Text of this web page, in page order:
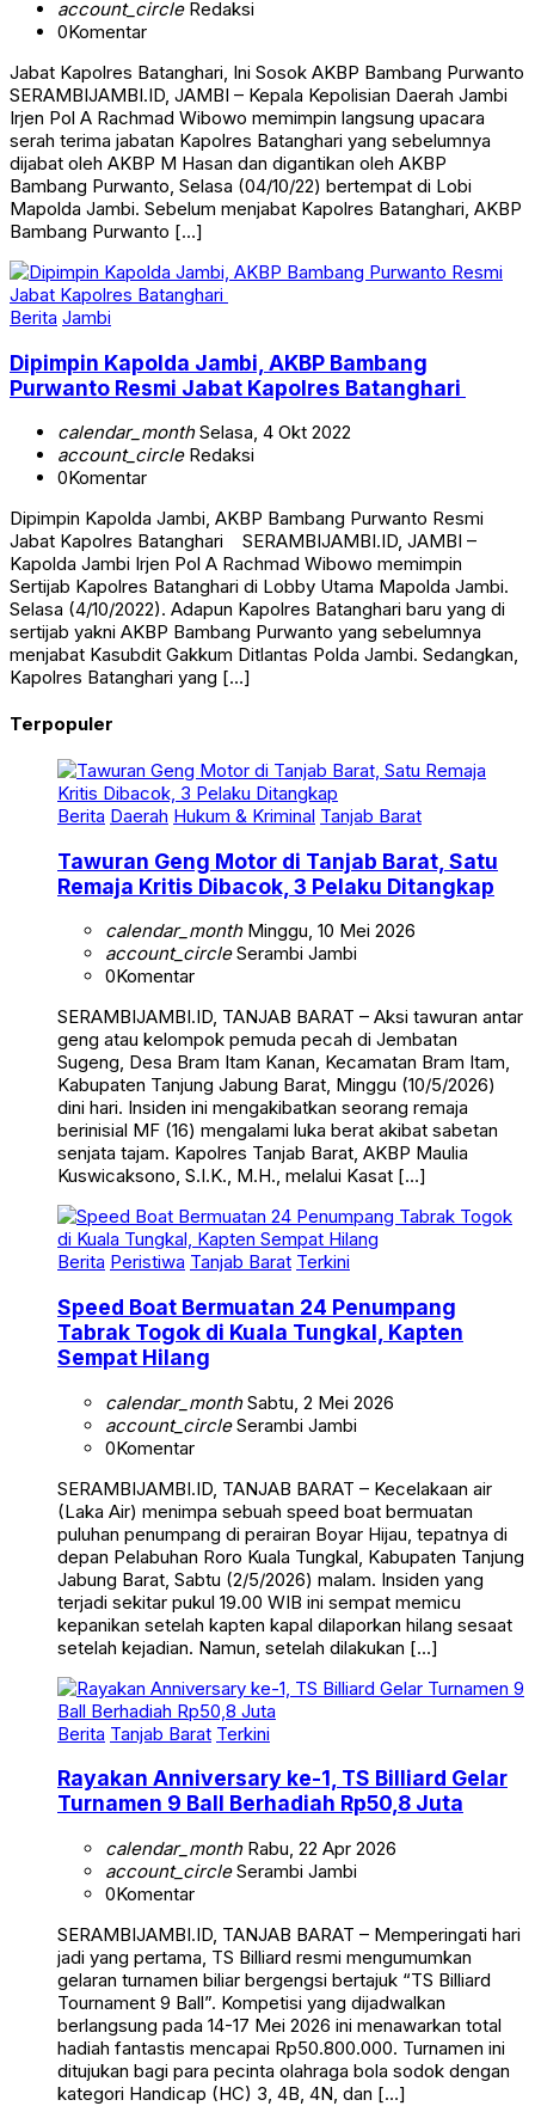
account_circleRedaksi
0Komentar
Jabat Kapolres Batanghari, Ini Sosok AKBP Bambang Purwanto
SERAMBIJAMBI.ID, JAMBI – Kepala Kepolisian Daerah Jambi
Irjen Pol A Rachmad Wibowo memimpin langsung upacara
serah terima jabatan Kapolres Batanghari yang sebelumnya
dijabat oleh AKBP M Hasan dan digantikan oleh AKBP
Bambang Purwanto, Selasa (04/10/22) bertempat di Lobi
Mapolda Jambi. Sebelum menjabat Kapolres Batanghari, AKBP
Bambang Purwanto […]
Berita Jambi
Dipimpin Kapolda Jambi, AKBP Bambang
Purwanto Resmi Jabat Kapolres Batanghari
calendar_monthSelasa, 4 Okt 2022
account_circleRedaksi
0Komentar
Dipimpin Kapolda Jambi, AKBP Bambang Purwanto Resmi
Jabat Kapolres Batanghari SERAMBIJAMBI.ID, JAMBI –
Kapolda Jambi Irjen Pol A Rachmad Wibowo memimpin
Sertijab Kapolres Batanghari di Lobby Utama Mapolda Jambi.
Selasa (4/10/2022). Adapun Kapolres Batanghari baru yang di
sertijab yakni AKBP Bambang Purwanto yang sebelumnya
menjabat Kasubdit Gakkum Ditlantas Polda Jambi. Sedangkan,
Kapolres Batanghari yang […]
Terpopuler
Berita Daerah Hukum & Kriminal Tanjab Barat
Tawuran Geng Motor di Tanjab Barat, Satu
Remaja Kritis Dibacok, 3 Pelaku Ditangkap
calendar_monthMinggu, 10 Mei 2026
account_circleSerambi Jambi
0Komentar
SERAMBIJAMBI.ID, TANJAB BARAT – Aksi tawuran antar
geng atau kelompok pemuda pecah di Jembatan
Sugeng, Desa Bram Itam Kanan, Kecamatan Bram Itam,
Kabupaten Tanjung Jabung Barat, Minggu (10/5/2026)
dini hari. Insiden ini mengakibatkan seorang remaja
berinisial MF (16) mengalami luka berat akibat sabetan
senjata tajam. Kapolres Tanjab Barat, AKBP Maulia
Kuswicaksono, S.I.K., M.H., melalui Kasat […]
Berita Peristiwa Tanjab Barat Terkini
Speed Boat Bermuatan 24 Penumpang
Tabrak Togok di Kuala Tungkal, Kapten
Sempat Hilang
calendar_monthSabtu, 2 Mei 2026
account_circleSerambi Jambi
0Komentar
SERAMBIJAMBI.ID, TANJAB BARAT – Kecelakaan air
(Laka Air) menimpa sebuah speed boat bermuatan
puluhan penumpang di perairan Boyar Hijau, tepatnya di
depan Pelabuhan Roro Kuala Tungkal, Kabupaten Tanjung
Jabung Barat, Sabtu (2/5/2026) malam. Insiden yang
terjadi sekitar pukul 19.00 WIB ini sempat memicu
kepanikan setelah kapten kapal dilaporkan hilang sesaat
setelah kejadian. Namun, setelah dilakukan […]
Berita Tanjab Barat Terkini
Rayakan Anniversary ke-1, TS Billiard Gelar
Turnamen 9 Ball Berhadiah Rp50,8 Juta
calendar_monthRabu, 22 Apr 2026
account_circleSerambi Jambi
0Komentar
SERAMBIJAMBI.ID, TANJAB BARAT – Memperingati hari
jadi yang pertama, TS Billiard resmi mengumumkan
gelaran turnamen biliar bergengsi bertajuk “TS Billiard
Tournament 9 Ball”. Kompetisi yang dijadwalkan
berlangsung pada 14-17 Mei 2026 ini menawarkan total
hadiah fantastis mencapai Rp50.800.000. Turnamen ini
ditujukan bagi para pecinta olahraga bola sodok dengan
kategori Handicap (HC) 3, 4B, 4N, dan […]